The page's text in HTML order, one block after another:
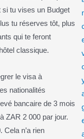
si tu vises un Budget
tu réserves tôt, plus
qui te feront
classique.
le visa à
nationalités
bancaire de 3 mois
ZAR 2 000 par jour.
Cela n’a rien